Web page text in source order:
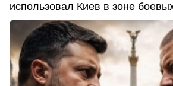
использовал Киев в зоне